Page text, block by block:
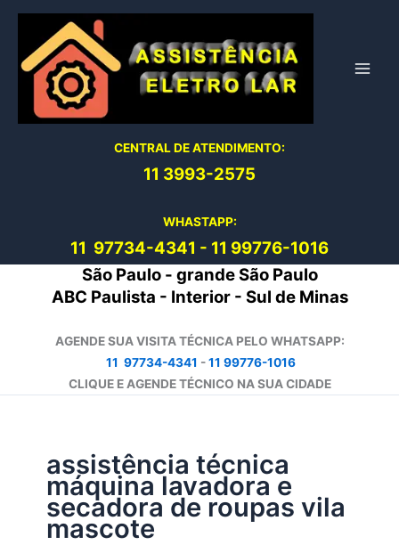
conteúdo
CENTRAL DE ATENDIMENTO:
11 3993-2575
WHASTAPP:
11 97734-4341 - 11 99776-1016
São Paulo - grande São Paulo
ABC Paulista - Interior - Sul de Minas
AGENDE SUA VISITA TÉCNICA PELO WHATSAPP:
11 97734-4341 -11 99776-1016
CLIQUE E AGENDE TÉCNICO NA SUA CIDADE
assistência técnica
máquina lavadora e
secadora de roupas vila
mascote